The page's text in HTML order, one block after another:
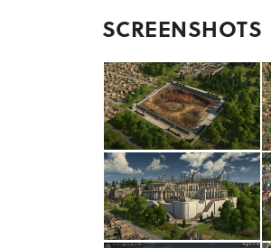
SCREENSHOTS